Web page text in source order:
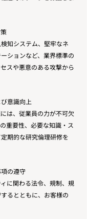
知システム、堅牢なネ
ションなど、業界標準の
スや悪意のある攻撃から
意識向上
は、従業員の力が不可欠
重要性、必要な知識・ス
期的な研究倫理研修を
の遵守
に関わる法令、規制、規
るとともに、お客様の